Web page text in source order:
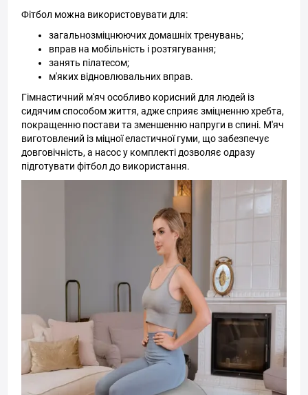
Фітбол можна використовувати для:
загальнозміцнюючих домашніх тренувань;
вправ на мобільність і розтягування;
занять пілатесом;
м'яких відновлювальних вправ.
Гімнастичний м'яч особливо корисний для людей із
сидячим способом життя, адже сприяє зміцненню хребта,
покращенню постави та зменшенню напруги в спині. М'яч
виготовлений із міцної еластичної гуми, що забезпечує
довговічність, а насос у комплекті дозволяє одразу
підготувати фітбол до використання.